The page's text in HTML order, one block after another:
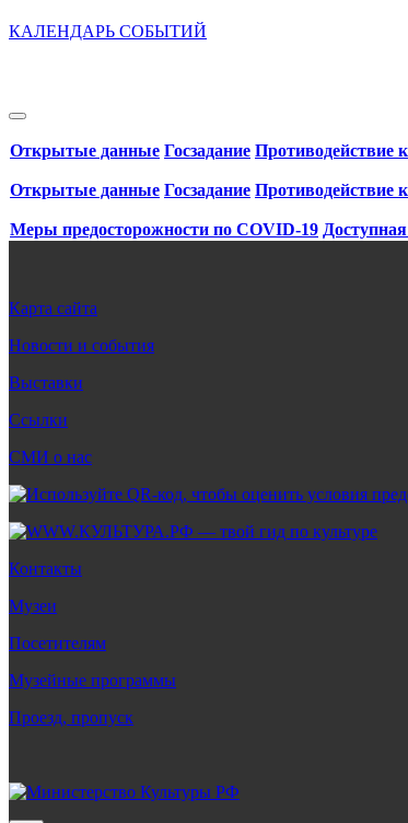
КАЛЕНДАРЬ СОБЫТИЙ
Открытые данные Госзадание Противодействие
Открытые данные Госзадание Противодействие
Меры предосторожности по COVID‑19
Карта сайта
Новости и события
Выставки
Ссылки
СМИ о нас
Контакты
Музеи
Посетителям
Музейные программы
Проезд, пропуск